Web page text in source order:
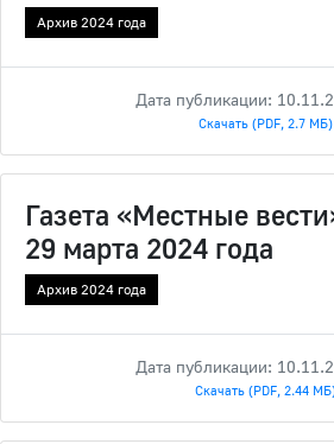
Архив 2024 года
Дата публикации:
Скачать (PDF, 2.7 МБ)
Газета «Местные
29 марта 2024 года
Архив 2024 года
Дата публикации:
Скачать (PDF, 2.44